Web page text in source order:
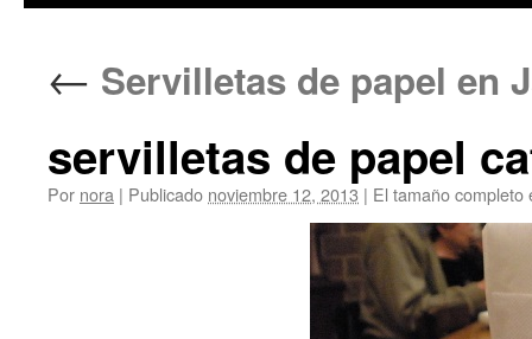
← Servilletas de papel en
servilletas de papel
Por nora | Publicado noviembre 12, 2013 | El tamaño